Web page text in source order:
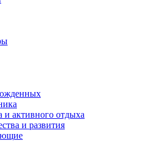
и активного отдыха
и развития